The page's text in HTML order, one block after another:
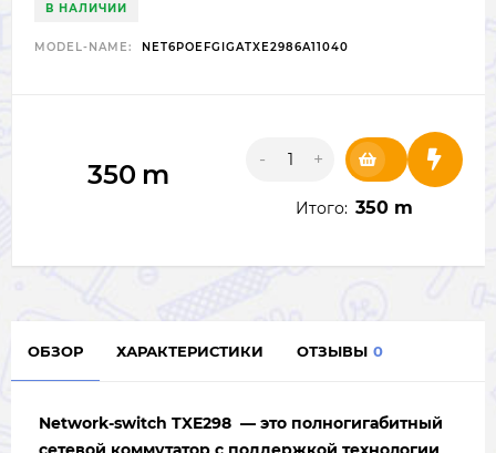
В НАЛИЧИИ
MODEL-NAME: NET6POEFGIGATXE2986A11040
350 m - +
Итого: 350 m
ОБЗОР ХАРАКТЕРИСТИКИ ОТЗЫВЫ 0
Network-switch TXE298 — это полногигабитный